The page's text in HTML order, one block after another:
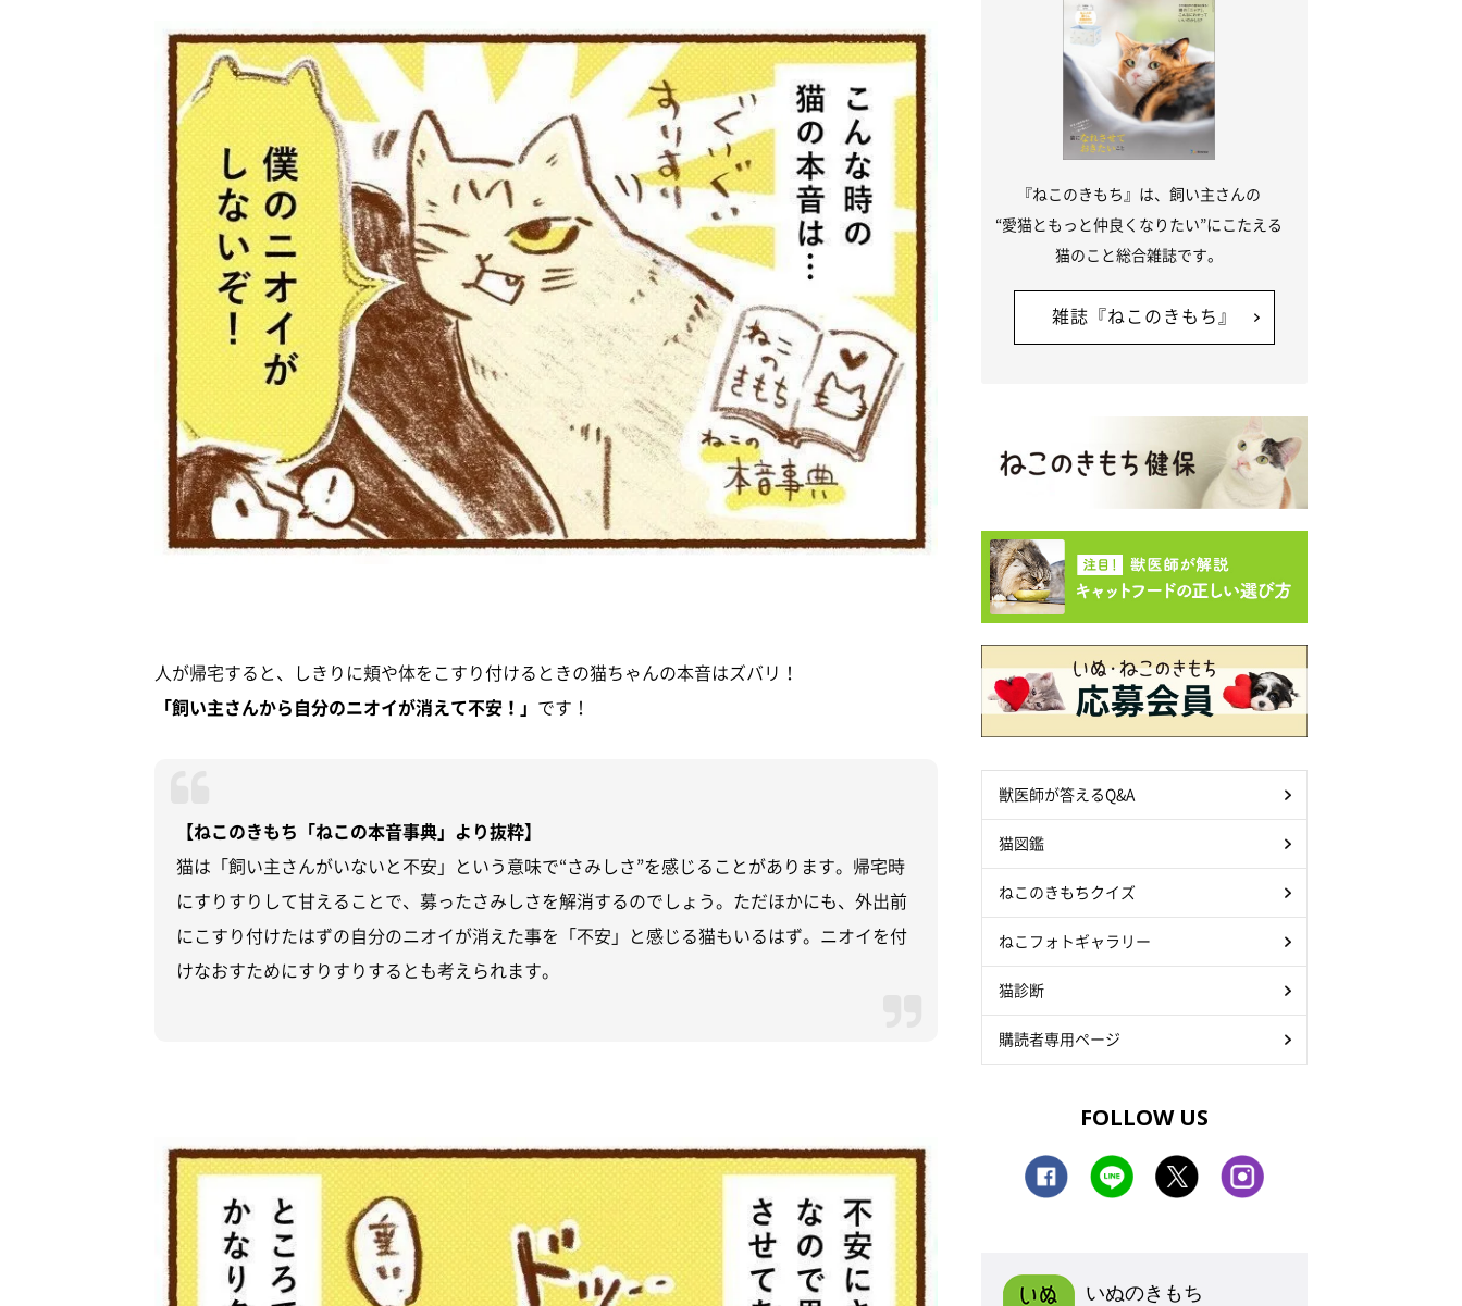
人が帰宅すると、しきりに頬や体をこすり付けるときの猫ちゃんの本音はズバリ！
「飼い主さんから自分のニオイが消えて不安！」 です！
【ねこのきもち「ねこの本音事典」より抜粋】
猫は「飼い主さんがいないと不安」という意味で“さみしさ”を感じることがあります。帰宅時
にすりすりして甘えることで、募ったさみしさを解消するのでしょう。ただほかにも、外出前
にこすり付けたはずの自分のニオイが消えた事を「不安」と感じる猫もいるはず。ニオイを付
けなおすためにすりすりするとも考えられます。
『ねこのきもち』は、飼い主さんの
“愛猫ともっと仲良くなりたい”にこたえる
猫のこと総合雑誌です。
雑誌『ねこのきもち』
獣医師が答えるQ&A
猫図鑑
ねこのきもちクイズ
ねこフォトギャラリー
猫診断
購読者専用ページ
FOLLOW US
いぬのきもち